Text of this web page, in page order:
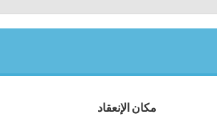
مكان الإنعقاد